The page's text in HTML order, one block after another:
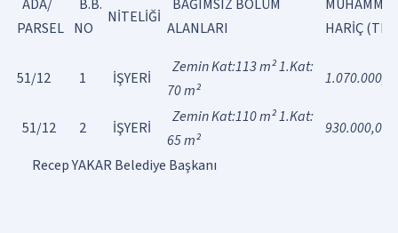
ADA/
PARSEL
B.B.
NO
NİTELİĞİ
BAĞIMSIZ BÖLÜM
ALANLARI
HARİÇ (TL)
51/12 1 İŞYERİ
Zemin Kat:113 m² 1.Kat:
70 m²
51/12 2 İŞYERİ
Zemin Kat:110 m² 1.Kat:
65 m²
930.000,00
Recep YAKAR Belediye Başkanı